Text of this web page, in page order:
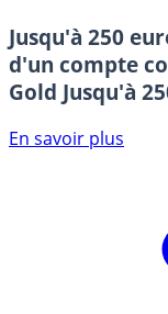
Jusqu'à 250
d'un compte
Gold Jusqu'à
En savoir plus